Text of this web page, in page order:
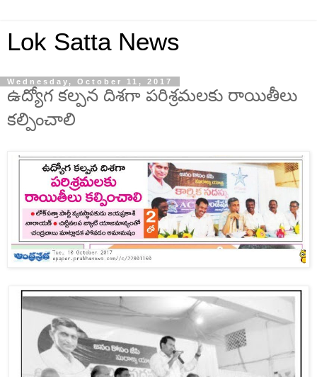
Lok Satta News
Wednesday, October 11, 2017
ఉద్యోగ కల్పన దిశగా పరిశ్రమలకు రాయితీలు
కల్పించాలి